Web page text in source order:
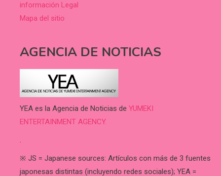
información Legal
Mapa del sitio
AGENCIA DE NOTICIAS
YEA es la Agencia de Noticias de YUMEKI
ENTERTAINMENT AGENCY.
.
※ JS = Japanese sources: Artículos con más de 3 fuentes
japonesas distintas (incluyendo redes sociales); YEA =